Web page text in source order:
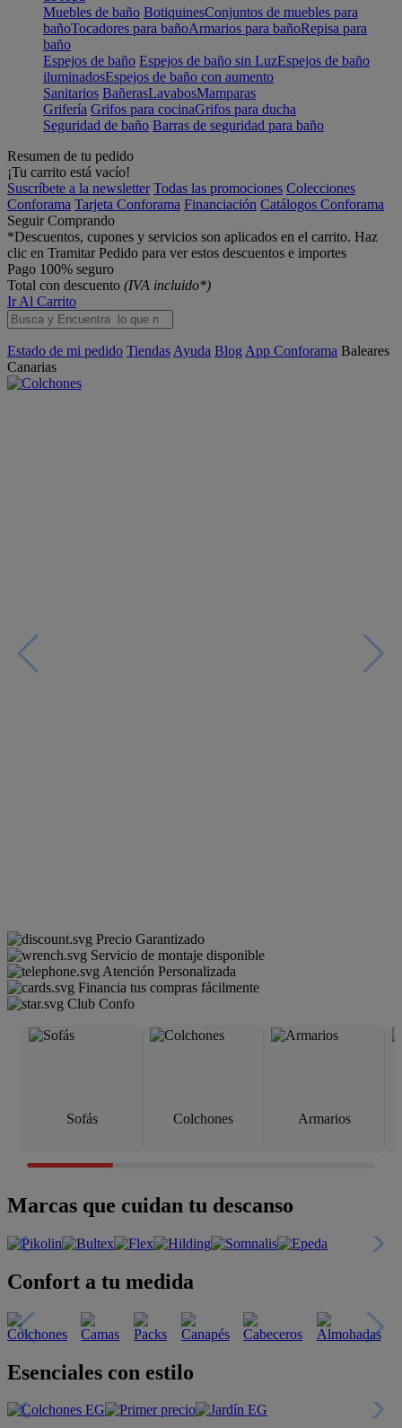
Muebles de baño BotiquinesConjuntos de muebles para
bañoTocadores para bañoArmarios para bañoRepisa para
baño
Espejos de baño Espejos de baño sin LuzEspejos de baño
iluminadosEspejos de baño con aumento
Sanitarios BañerasLavabosMamparas
Grifería Grifos para cocinaGrifos para ducha
Seguridad de baño Barras de seguridad para baño
Resumen de tu pedido
¡Tu carrito está vacío!
Suscríbete a la newsletter Todas las promociones Colecciones
Conforama Tarjeta Conforama Financiación Catálogos Conforama
Seguir Comprando
*Descuentos, cupones y servicios son aplicados en el carrito. Haz
clic en Tramitar Pedido para ver estos descuentos e importes
Pago 100% seguro
Total con descuento (IVA incluido*)
Ir Al Carrito
Estado de mi pedido Tiendas Ayuda Blog App Conforama Baleares
Canarias
Precio Garantizado
Servicio de montaje disponible
Atención Personalizada
Financia tus compras fácilmente
Club Confo
Sofás Colchones Armarios
Marcas que cuidan tu descanso
Confort a tu medida
Esenciales con estilo